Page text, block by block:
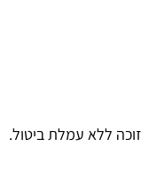
ללא עמלת ביטול.